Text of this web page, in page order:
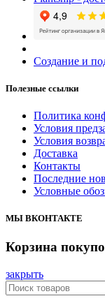
Создание и
Полезные ссылки
Политика
Условия
Условия
Доставка
Контакты
Последние
Условные
МЫ ВКОНТАКТЕ
Корзина
закрыть